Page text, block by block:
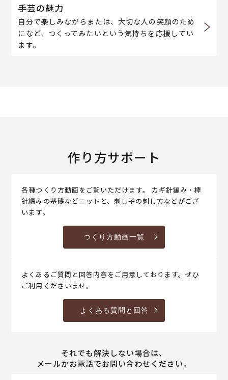
手芸の魅力
自分で楽しみながらまたは、大切な人の笑顔のため
になど、つくってみたいという気持ちを応援してい
ます。
作り方サポート
各種つくり方動画をご覧いただけます。 カギ針編み・棒
針編みの基礎などニットと、刺し子の刺し方などがござ
います。
つくり方動画一覧
よくあるご質問と回答内容をご用意しております。ぜひ
ご利用くださいませ。
よくある質問と回答
それでも解決しない場合は、
メールかお電話でお問い合わせください。